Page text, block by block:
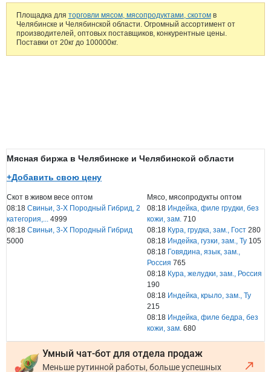
Площадка для торговли мясом, мясопродуктами, скотомв
Челябинске и Челябинской области. Огромный ассортимент от
производителей, оптовых поставщиков, конкурентные цены.
Поставки от 20кг до 100000кг.
Мясная биржа в Челябинске и Челябинской области
+Добавить свою цену
Скот в живом весе оптом
08:18 Свиньи, 3-Х Породный Гибрид, 2
категория,...
4999
08:18 Свиньи, 3-Х Породный Гибрид
5000
Мясо, мясопродукты оптом
08:18 Индейка, филе грудки, без
кожи, зам. 710
08:18 Кура, грудка, зам., Гост 280
08:18 Индейка, гузки, зам., Ту 105
08:18 Говядина, язык, зам.,
Россия 765
08:18 Кура, желудки, зам., Россия
190
08:18 Индейка, крыло, зам., Ту
215
08:18 Индейка, филе бедра, без
кожи, зам. 680
Умный чат-бот для отдела продаж
Меньше рутинной работы, больше успешных